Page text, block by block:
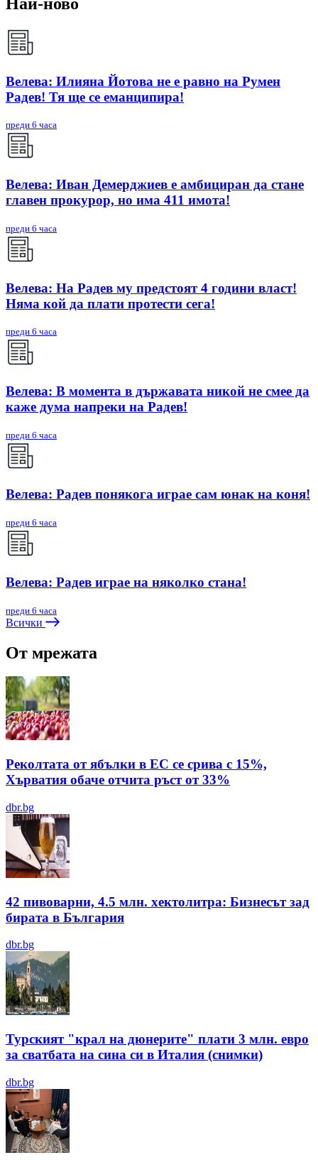
Велева: Илияна Йотова не е равно на Румен
Радев! Тя ще се еманципира!
преди 6 часа
Велева: Иван Демерджиев е амбициран да стане
главен прокурор, но има 411 имота!
преди 6 часа
Велева: На Радев му предстоят 4 години власт!
Няма кой да плати протести сега!
преди 6 часа
Велева: В момента в държавата никой не смее да
каже дума напреки на Радев!
преди 6 часа
Велева: Радев понякога играе сам юнак на коня!
преди 6 часа
Велева: Радев играе на няколко стана!
преди 6 часа
Всички
От мрежата
Реколтата от ябълки в ЕС се срива с 15%,
Хърватия обаче отчита ръст от 33%
dbr.bg
42 пивоварни, 4.5 млн. хектолитра: Бизнесът зад
бирата в България
dbr.bg
Турският "крал на дюнерите" плати 3 млн. евро
за сватбата на сина си в Италия (снимки)
dbr.bg